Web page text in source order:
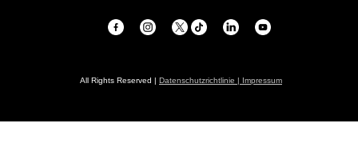
All Rights Reserved | Datenschutzrichtlinie | Impressum